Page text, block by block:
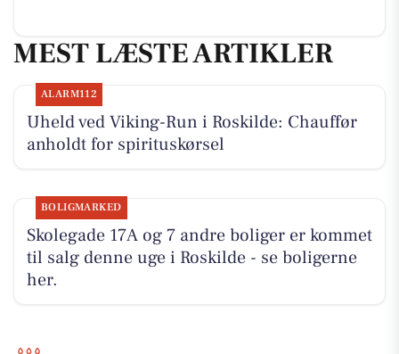
MEST LÆSTE ARTIKLER
ALARM112
Uheld ved Viking-Run i Roskilde: Chauffør
anholdt for spirituskørsel
BOLIGMARKED
Skolegade 17A og 7 andre boliger er kommet
til salg denne uge i Roskilde - se boligerne
her.